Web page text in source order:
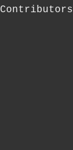
Contributors